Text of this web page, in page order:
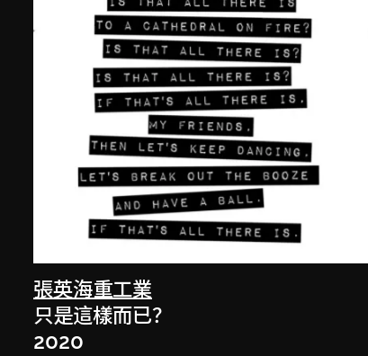
張英海重工業
只是這樣而已？
2020